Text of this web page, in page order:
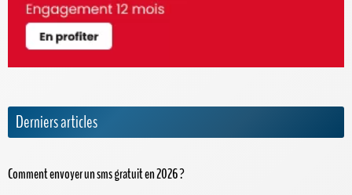
Derniers articles
Comment envoyer un sms gratuit en 2026 ?